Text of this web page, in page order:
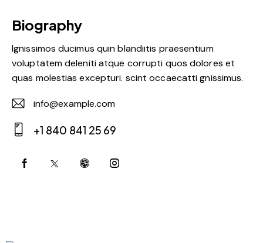
Biography
Ignissimos ducimus quin blandiitis praesentium
voluptatem deleniti atque corrupti quos dolores et
quas molestias excepturi. scint occaecatti gnissimus.
E-
m
ail:
info@example.com
on
+1 840 841 25 69